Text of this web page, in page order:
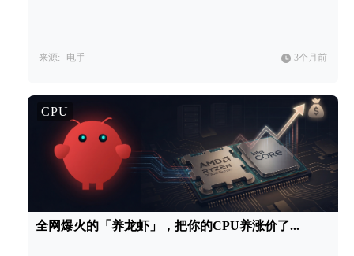
来源: 电手 3个月前
CPU
全网爆火的「养龙虾」，把你的CPU养涨价了...